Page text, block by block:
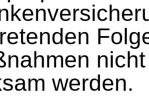
werden.